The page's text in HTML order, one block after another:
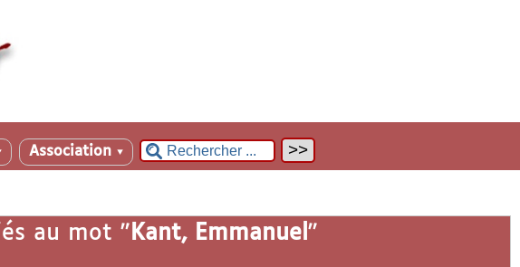
Association ▼
au mot " Kant, Emmanuel "